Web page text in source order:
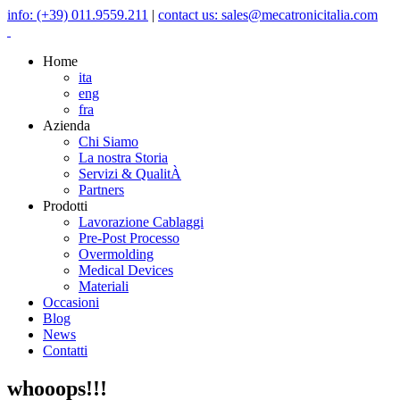
info: (+39) 011.9559.211 | contact us: sales@mecatronicitalia.com
Home
ita
eng
fra
Azienda
Chi Siamo
La nostra Storia
Servizi & QualitÀ
Partners
Prodotti
Lavorazione Cablaggi
Pre-Post Processo
Overmolding
Medical Devices
Materiali
Occasioni
Blog
News
Contatti
whooops!!!